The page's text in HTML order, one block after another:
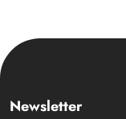
Newsletter